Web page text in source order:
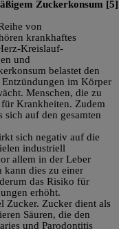
Zuckerkonsum [5]
von
krankhaftes
Kreislauf-
und
belastet den
Entzündungen im Körper
Menschen, die zu
Krankheiten. Zudem
auf den gesamten
sich negativ auf die
industriell
allem in der Leber
kann dies zu einer
das Risiko für
erhöht.
Zucker. Zucker dient als
Säuren, die den
und Parodontitis